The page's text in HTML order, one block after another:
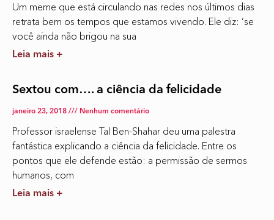
Um meme que está circulando nas redes nos últimos dias
retrata bem os tempos que estamos vivendo. Ele diz: ‘se
você ainda não brigou na sua
Leia mais +
Sextou com…. a ciência da felicidade
janeiro 23, 2018 Nenhum comentário
Professor israelense Tal Ben-Shahar deu uma palestra
fantástica explicando a ciência da felicidade. Entre os
pontos que ele defende estão: a permissão de sermos
humanos, com
Leia mais +